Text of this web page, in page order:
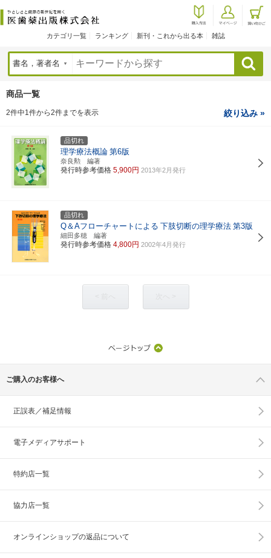
カテゴリ一覧 ランキング 新刊・これから出る本 雑誌
検索
商品一覧
2件中1件から2件までを表示 絞り込み »
品切れ
理学療法概論 第6版
奈良勲 編著
発行時参考価格 5,900円 2013年2月発行
品切れ
Q＆Aフローチャートによる 下肢切断の理学療法 第3版
細田多穂 編著
発行時参考価格 4,800円 2002年4月発行
ご購入のお客様へ
正誤表／補足情報
電子メディアサポート
特約店一覧
協力店一覧
オンラインショップの返品について